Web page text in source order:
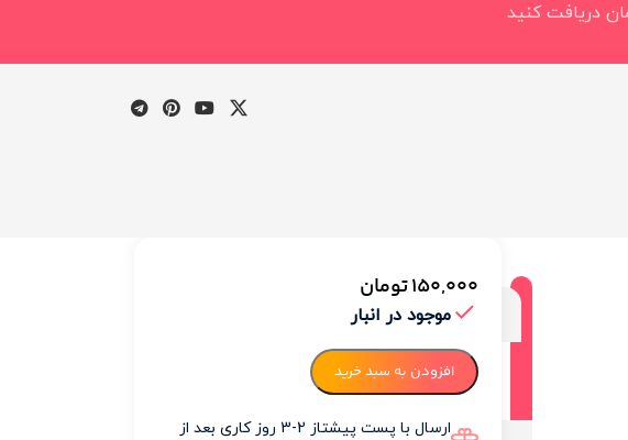
توضیحات
نظرات
(0)
150,000تومان
موجود در انبار
افزودن به سبد خرید
ارسال با پست پیشتاز 2-3 روز کاری بعد از